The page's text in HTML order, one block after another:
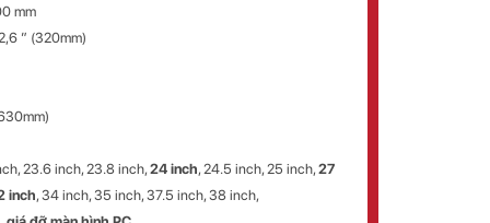
mm
” (320mm)
23.6 inch, 23.8 inch, 24 inch, 24.5 inch, 25 inch, 27
inch, 34 inch, 35 inch, 37.5 inch, 38 inch,